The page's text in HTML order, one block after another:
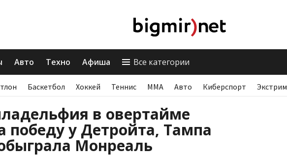
Авто Техно Афиша Все категории
Баскетбол Хоккей Теннис ММА Авто Киберспорт Экстрим
в овертайме
победу у Детройта, Тампа
Монреаль